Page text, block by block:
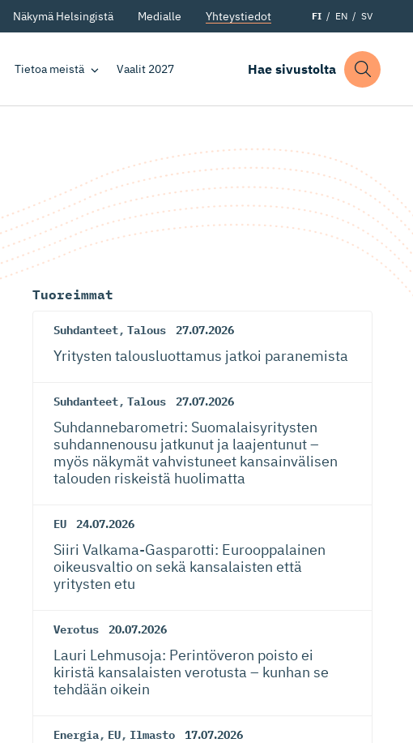
Näkymä Helsingistä Medialle Yhteystiedot FI EN SV
Tietoa meistä Vaalit 2027 Hae sivustolta
Tuoreimmat
Suhdanteet, Talous 27.07.2026
Yritysten talousluottamus jatkoi paranemista
Suhdanteet, Talous 27.07.2026
Suhdanneba­ro­metri: Suomalaisy­ri­tysten
suhdannenousu jatkunut ja laajentunut –
myös näkymät vahvistuneet kansainvälisen
talouden riskeistä huolimatta
EU 24.07.2026
Siiri Valkama-Gas­pa­rotti: Eurooppalainen
oikeusvaltio on sekä kansalaisten että
yritysten etu
Verotus 20.07.2026
Lauri Lehmusoja: Perintöveron poisto ei
kiristä kansalaisten verotusta – kunhan se
tehdään oikein
Energia, EU, Ilmasto 17.07.2026